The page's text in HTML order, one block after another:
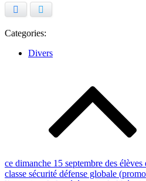
Categories:
Divers
ce dimanche 15 septembre des
classe sécurité défense globale